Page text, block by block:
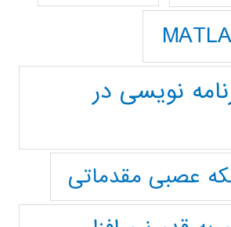
نویسی در
عصبی مقدماتی